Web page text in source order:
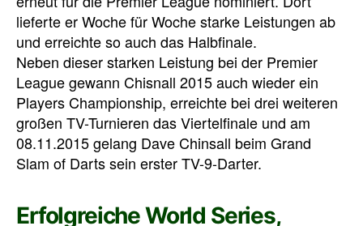
lieferte er Woche für Woche starke Leistungen ab
und erreichte so auch das Halbfinale.
Neben dieser starken Leistung bei der Premier
League gewann Chisnall 2015 auch wieder ein
Players Championship, erreichte bei drei weiteren
großen TV-Turnieren das Viertelfinale und am
08.11.2015 gelang Dave Chinsall beim Grand
Slam of Darts sein erster TV-9-Darter.
Erfolgreiche World Series,